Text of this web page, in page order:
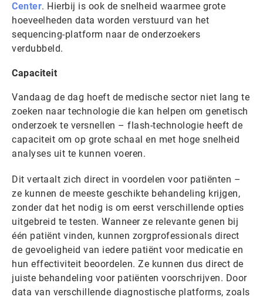
Center. Hierbij is ook de snelheid waarmee grote
hoeveelheden data worden verstuurd van het
sequencing-platform naar de onderzoekers
verdubbeld.
Capaciteit
Vandaag de dag hoeft de medische sector niet lang te
zoeken naar technologie die kan helpen om genetisch
onderzoek te versnellen – flash-technologie heeft de
capaciteit om op grote schaal en met hoge snelheid
analyses uit te kunnen voeren.
Dit vertaalt zich direct in voordelen voor patiënten –
ze kunnen de meeste geschikte behandeling krijgen,
zonder dat het nodig is om eerst verschillende opties
uitgebreid te testen. Wanneer ze relevante genen bij
één patiënt vinden, kunnen zorgprofessionals direct
de gevoeligheid van iedere patiënt voor medicatie en
hun effectiviteit beoordelen. Ze kunnen dus direct de
juiste behandeling voor patiënten voorschrijven. Door
data van verschillende diagnostische platforms, zoals